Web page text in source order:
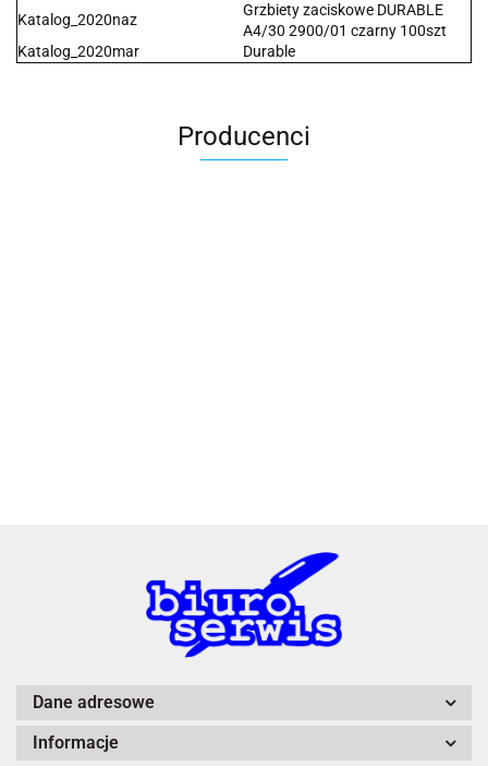
Katalog_2020naz
Grzbiety zaciskowe DURABLE
A4/30 2900/01 czarny 100szt
Katalog_2020mar
Durable
Producenci
A4 Tech
Dane adresowe
Informacje